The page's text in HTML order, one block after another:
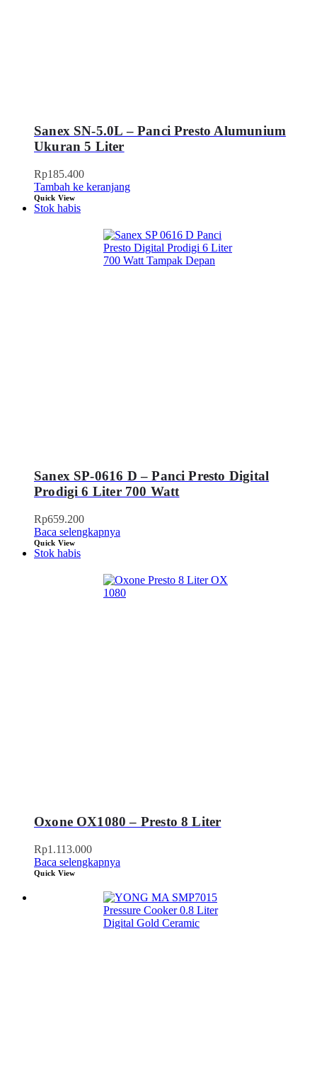
Sanex SN-5.0L – Panci Presto Alumunium
Ukuran 5 Liter
Rp185.400
Tambah ke keranjang
Quick View
Stok habis
Sanex SP-0616 D – Panci Presto Digital
Prodigi 6 Liter 700 Watt
Rp659.200
Baca selengkapnya
Quick View
Stok habis
Oxone OX1080 – Presto 8 Liter
Rp1.113.000
Baca selengkapnya
Quick View